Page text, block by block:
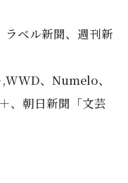
ラベル新聞、週刊新
、Numelo、
、朝日新聞「文芸